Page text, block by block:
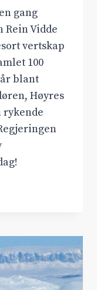
gang
Vidde
vertskap
100
blant
Høyres
rykende